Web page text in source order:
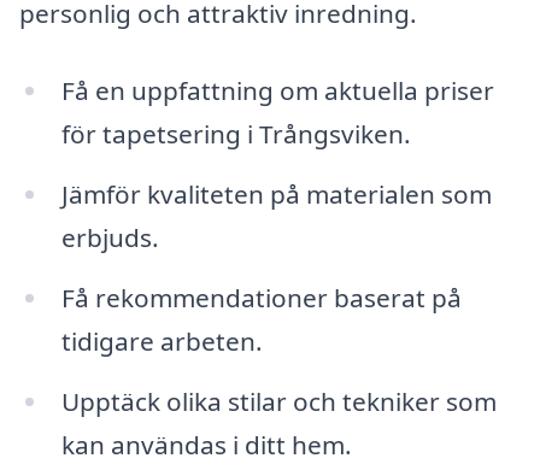
personlig och attraktiv inredning.
Få en uppfattning om aktuella priser
för tapetsering i Trångsviken.
Jämför kvaliteten på materialen som
erbjuds.
Få rekommendationer baserat på
tidigare arbeten.
Upptäck olika stilar och tekniker som
kan användas i ditt hem.